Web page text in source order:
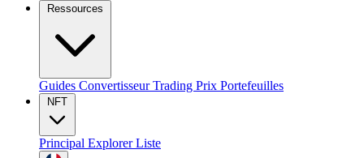
Ressources
Guides ConvertisseurTrading Prix Portefeuilles
NFT
Principal ExplorerListe